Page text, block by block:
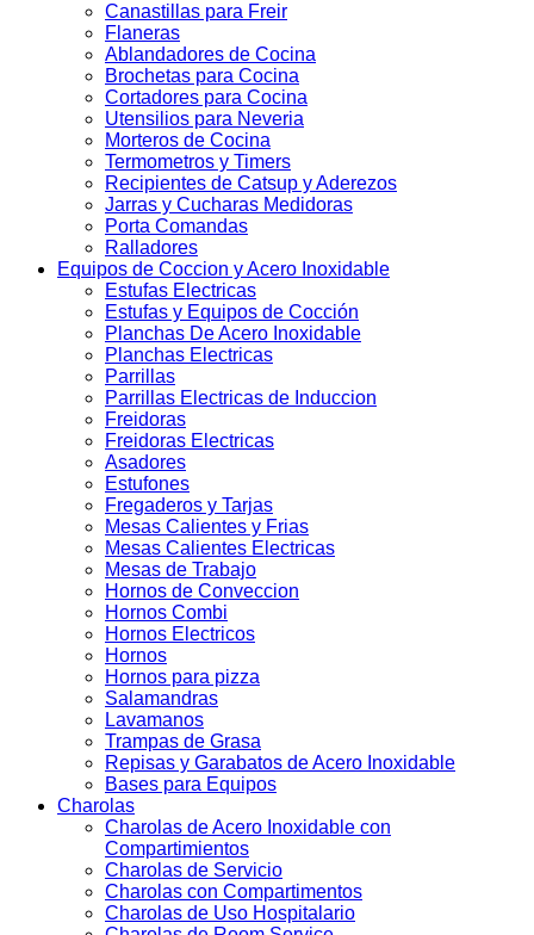
Canastillas para Freir
Flaneras
Ablandadores de Cocina
Brochetas para Cocina
Cortadores para Cocina
Utensilios para Neveria
Morteros de Cocina
Termometros y Timers
Recipientes de Catsup y Aderezos
Jarras y Cucharas Medidoras
Porta Comandas
Ralladores
Equipos de Coccion y Acero Inoxidable
Estufas Electricas
Estufas y Equipos de Cocción
Planchas De Acero Inoxidable
Planchas Electricas
Parrillas
Parrillas Electricas de Induccion
Freidoras
Freidoras Electricas
Asadores
Estufones
Fregaderos y Tarjas
Mesas Calientes y Frias
Mesas Calientes Electricas
Mesas de Trabajo
Hornos de Conveccion
Hornos Combi
Hornos Electricos
Hornos
Hornos para pizza
Salamandras
Lavamanos
Trampas de Grasa
Repisas y Garabatos de Acero Inoxidable
Bases para Equipos
Charolas
Charolas de Acero Inoxidable con
Compartimientos
Charolas de Servicio
Charolas con Compartimentos
Charolas de Uso Hospitalario